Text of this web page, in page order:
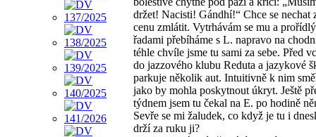
držet! Nacisti! Gándhí!“ Chce se nechat
cenu zmlátit. Vytrhávám se mu a
řadami přebíháme s L. napravo na
téhle chvíle jsme tu sami za sebe. Před
do jazzového klubu Reduta a jazykové
parkuje několik aut. Intuitivně k nim
jako by mohla poskytnout úkryt. Ještě
týdnem jsem tu čekal na E. po hodině
Sevře se mi žaludek, co když je tu i
drží za ruku ji?